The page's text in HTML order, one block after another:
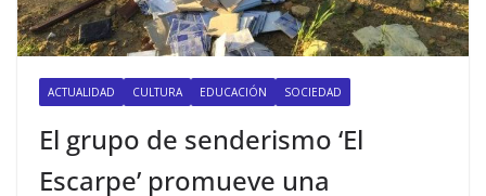
ACTUALIDAD CULTURA EDUCACIÓN SOCIEDAD
El grupo de senderismo ‘El
Escarpe’ promueve una